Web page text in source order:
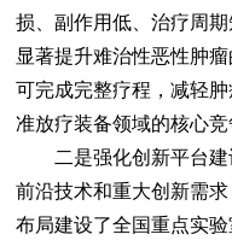
损、副作用低、治疗周
显著提升难治性恶性肿
可完成完整疗程，减轻
准放疗装备领域的核心竞
二是强化创新平台建
前沿技术和重大创新需
布局建设了全国重点实